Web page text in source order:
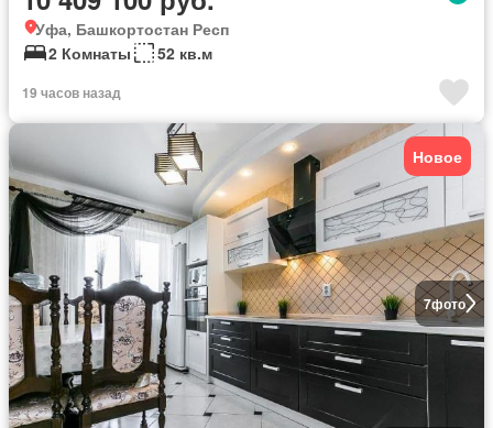
Уфа, Башкортостан Респ
2 Комнаты
52 кв.м
19 часов назад
7фото
Новое